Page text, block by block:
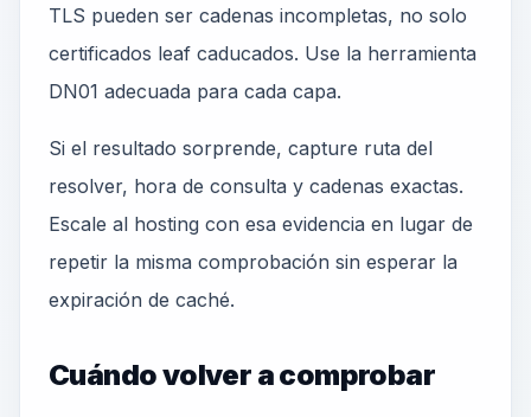
TLS pueden ser cadenas incompletas, no solo
certificados leaf caducados. Use la herramienta
DN01 adecuada para cada capa.
Si el resultado sorprende, capture ruta del
resolver, hora de consulta y cadenas exactas.
Escale al hosting con esa evidencia en lugar de
repetir la misma comprobación sin esperar la
expiración de caché.
Cuándo volver a comprobar